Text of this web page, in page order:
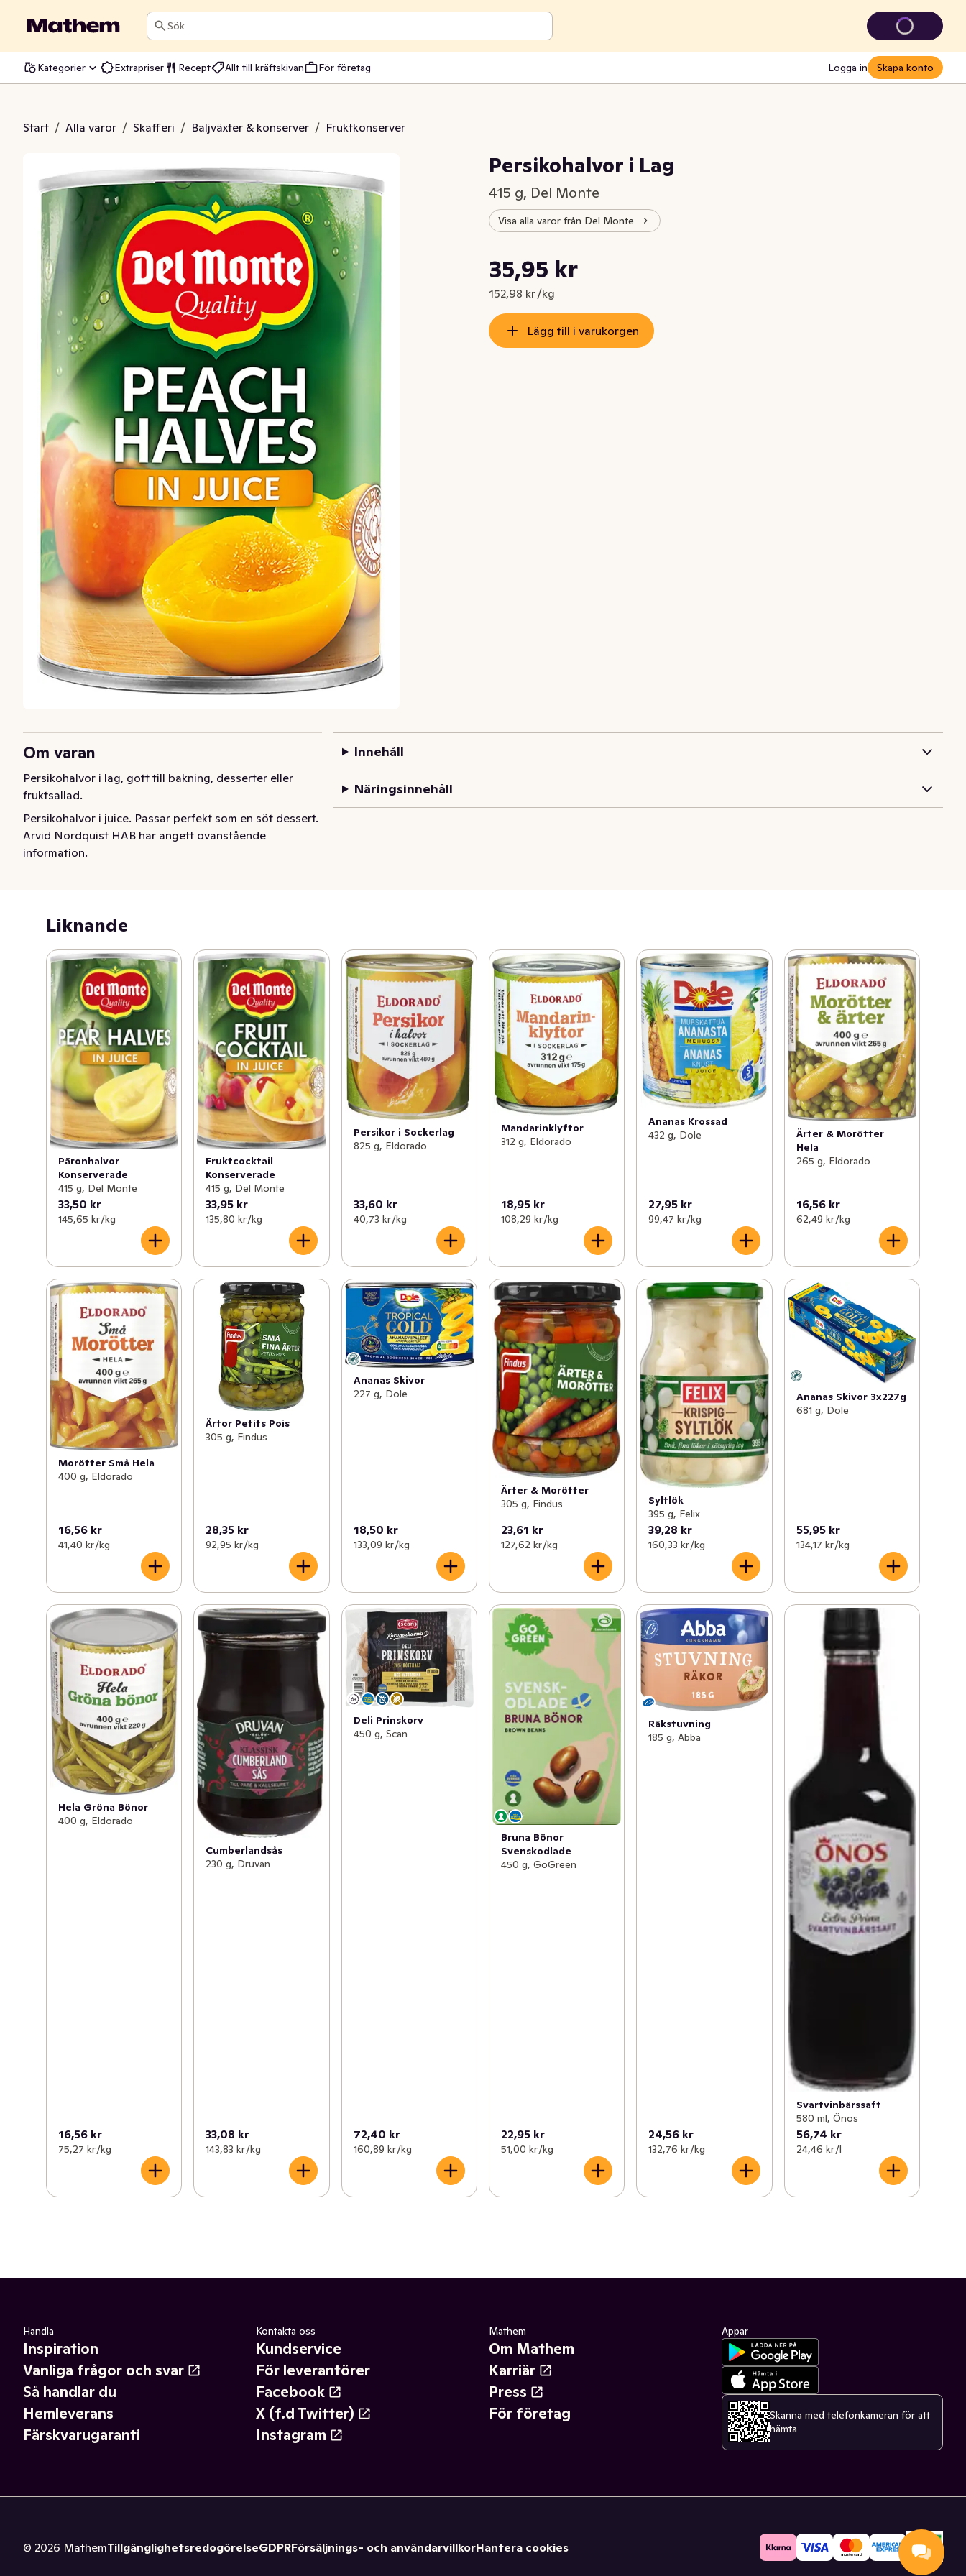
Sök
Kategorier Extrapriser Recept Allt till kräftskivan För företag Logga in Skapa konto
Start / Alla varor / Skafferi / Baljväxter & konserver / Fruktkonserver
i Lag
Persikohalvor i Lag
415 g, Del Monte
Visa alla varor från Del Monte
Nuvarande pris är: 35,95 kr
35,95 kr
152,98 kr /kg
Styckpris: 152,98 kr /kg
Lägg till i varukorgen
Om varan
Persikohalvor i lag, gott till bakning, desserter eller
fruktsallad.
Persikohalvor i juice. Passar perfekt som en söt dessert.
Arvid Nordquist HAB har angett ovanstående
information.
Innehåll
Näringsinnehåll
Liknande
Päronhalvor
Konserverade
415 g, Del Monte
33,50 kr
145,65 kr /kg
Fruktcocktail
Konserverade
415 g, Del Monte
33,95 kr
135,80 kr /kg
Persikor i Sockerlag
825 g, Eldorado
33,60 kr
40,73 kr /kg
Mandarinklyftor
312 g, Eldorado
18,95 kr
108,29 kr /kg
Ananas Krossad
432 g, Dole
27,95 kr
99,47 kr /kg
Ärter & Morötter
Hela
265 g, Eldorado
16,56 kr
62,49 kr /kg
Morötter Små Hela
400 g, Eldorado
16,56 kr
41,40 kr /kg
Ärtor Petits Pois
305 g, Findus
28,35 kr
92,95 kr /kg
Ananas Skivor
227 g, Dole
18,50 kr
133,09 kr /kg
Ärter & Morötter
305 g, Findus
23,61 kr
127,62 kr /kg
Syltlök
395 g, Felix
39,28 kr
160,33 kr /kg
Ananas Skivor 3x227g
681 g, Dole
55,95 kr
134,17 kr /kg
Hela Gröna Bönor
400 g, Eldorado
16,56 kr
75,27 kr /kg
Cumberlandsås
230 g, Druvan
33,08 kr
143,83 kr /kg
Deli Prinskorv
450 g, Scan
72,40 kr
160,89 kr /kg
Bruna Bönor
Svenskodlade
450 g, GoGreen
22,95 kr
51,00 kr /kg
Räkstuvning
185 g, Abba
24,56 kr
132,76 kr /kg
Svartvinbärssaft
580 ml, Önos
56,74 kr
24,46 kr /l
Handla
Inspiration
Vanliga frågor och svar
Så handlar du
Hemleverans
Färskvarugaranti
Kontakta oss
Kundservice
För leverantörer
Facebook
X (f.d Twitter)
Instagram
Mathem
Om Mathem
Karriär
Press
För företag
Appar
Skanna med telefonkameran för att
hämta
© 2026 MathemTillgänglighetsredogörelseGDPRFörsäljnings- och användarvillkorHantera cookies